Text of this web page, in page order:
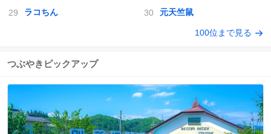
ラコちん 元天竺鼠
100位まで見る
つぶやきピックアップ